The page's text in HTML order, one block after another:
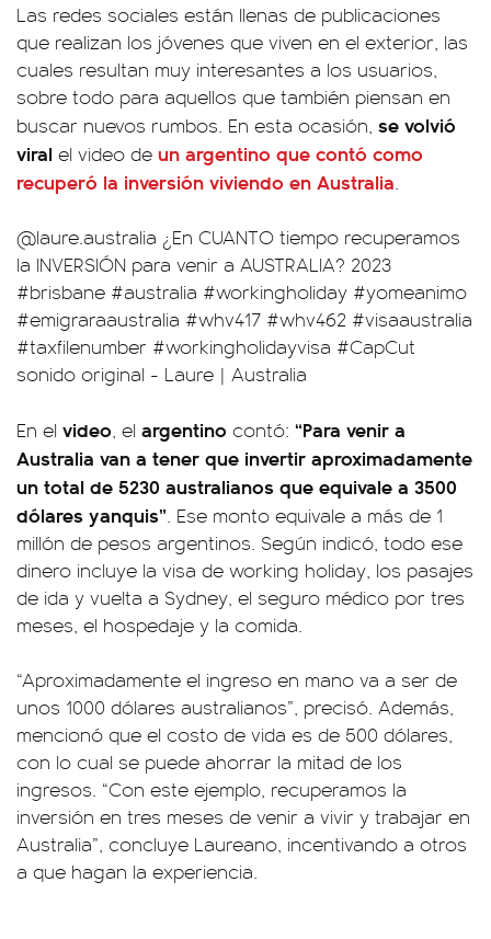
Las redes sociales están llenas de publicaciones
que realizan los jóvenes que viven en el exterior, las
cuales resultan muy interesantes a los usuarios,
sobre todo para aquellos que también piensan en
buscar nuevos rumbos. En esta ocasión, se volvió
viral el video de un argentino que contó como
recuperó la inversión viviendo en Australia.
@laure.australia ¿En CUANTO tiempo recuperamos
la INVERSIÓN para venir a AUSTRALIA? 2023
#brisbane #australia #workingholiday #yomeanimo
#emigraraaustralia #whv417 #whv462 #visaaustralia
#taxfilenumber #workingholidayvisa #CapCut
sonido original - Laure | Australia
En el video, el argentino contó: “Para venir a
Australia van a tener que invertir aproximadamente
un total de 5230 australianos que equivale a 3500
dólares yanquis”. Ese monto equivale a más de 1
millón de pesos argentinos. Según indicó, todo ese
dinero incluye la visa de working holiday, los pasajes
de ida y vuelta a Sydney, el seguro médico por tres
meses, el hospedaje y la comida.
“Aproximadamente el ingreso en mano va a ser de
unos 1000 dólares australianos”, precisó. Además,
mencionó que el costo de vida es de 500 dólares,
con lo cual se puede ahorrar la mitad de los
ingresos. “Con este ejemplo, recuperamos la
inversión en tres meses de venir a vivir y trabajar en
Australia”, concluye Laureano, incentivando a otros
a que hagan la experiencia.